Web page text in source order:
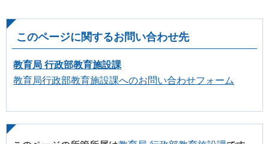
このページに関するお問い合わせ先
教育局 行政部教育施設課
教育局行政部教育施設課へのお問い合わせフォーム